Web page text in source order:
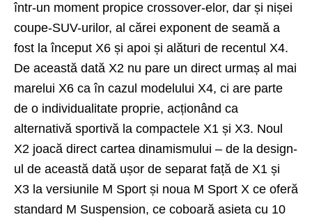
într-un moment propice crossover-elor, dar și nișei
coupe-SUV-urilor, al cărei exponent de seamă a
fost la început X6 și apoi și alături de recentul X4.
De această dată X2 nu pare un direct urmaș al mai
marelui X6 ca în cazul modelului X4, ci are parte
de o individualitate proprie, acționând ca
alternativă sportivă la compactele X1 și X3. Noul
X2 joacă direct cartea dinamismului – de la design-
ul de această dată ușor de separat față de X1 și
X3 la versiunile M Sport și noua M Sport X ce oferă
standard M Suspension, ce coboară asieta cu 10